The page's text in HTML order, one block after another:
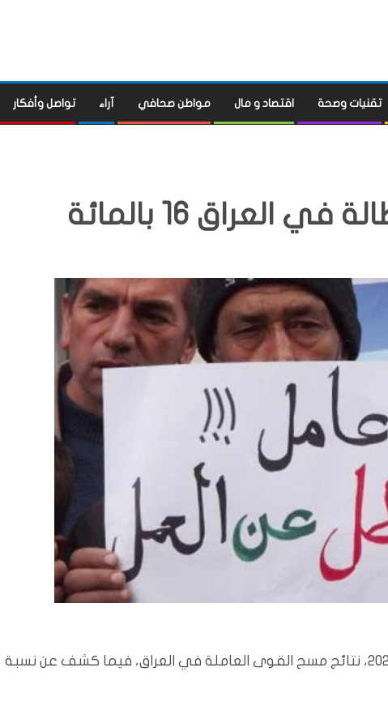
تقنيات وصحة اقتصاد و مال مواطن صحافي آراء تواصل وأفكار
العراق 16 بالمائة
بغداد/المسلة: أعلن وزير التخطيط، الثلاثاء، 5 تموز، 2022، نتائج مسح القوى العاملة في العراق، فيما كشف عن نسبة